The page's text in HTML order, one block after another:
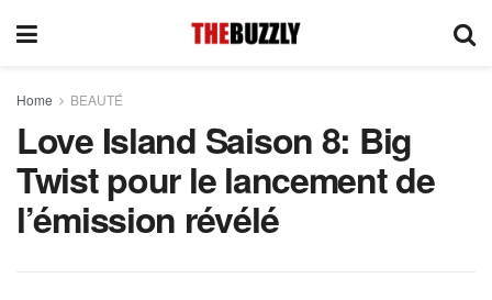
Home BEAUTÉ
Love Island Saison 8: Big
Twist pour le lancement de
l’émission révélé